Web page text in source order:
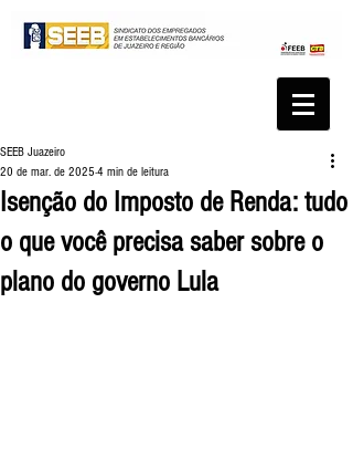
Isenção do Imposto de Renda: tudo
o que você precisa saber sobre o
plano do governo Lula
SEEB Juazeiro
20 de mar. de 2025 4 min de leitura